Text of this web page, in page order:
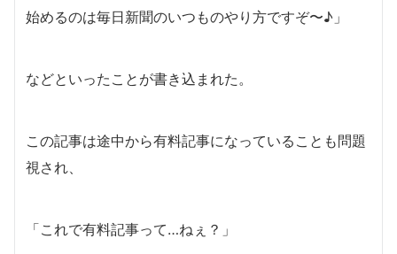
始めるのは毎日新聞のいつものやり方ですぞ〜♪」
などといったことが書き込まれた。
この記事は途中から有料記事になっていることも問題
視され、
「これで有料記事って…ねぇ？」